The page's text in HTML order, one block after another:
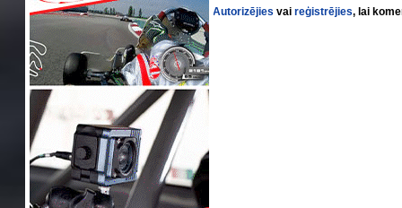
Autorizējies vaireģistrējies, lai